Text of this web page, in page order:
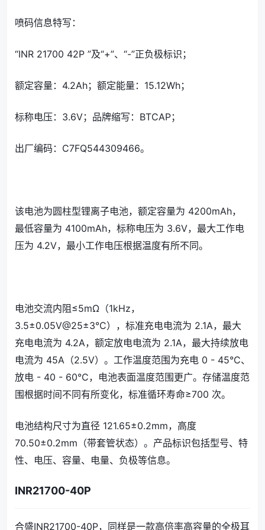
喷码信息特写：
“INR 21700 42P ”及“+”、“-”正负极标识；
额定容量：4.2Ah；额定能量：15.12Wh；
标称电压：3.6V；品牌缩写：BTCAP；
出厂编码：C7FQ544309466。
该电池为圆柱型锂离子电池，额定容量为 4200mAh，
最低容量为 4100mAh，标称电压为 3.6V，最大工作电
压为 4.2V，最小工作电压根据温度有所不同。
电池交流内阻≤5mΩ（1kHz，
3.5±0.05V@25±3°C），标准充电电流为 2.1A，最大
充电电流为 4.2A，额定放电电流为 2.1A，最大持续放电
电流为 45A（2.5V）。工作温度范围为充电 0 - 45°C、
放电 - 40 - 60°C，电池表面温度范围更广。存储温度范
围根据时间不同有所变化，标准循环寿命≥700 次。
电池结构尺寸为直径 121.65±0.2mm，高度
70.50±0.2mm（带套管状态）。产品标识包括型号、特
性、电压、容量、电量、负极等信息。
INR21700-40P
合盛INR21700-40P，同样是一款高倍率高容量的全极耳